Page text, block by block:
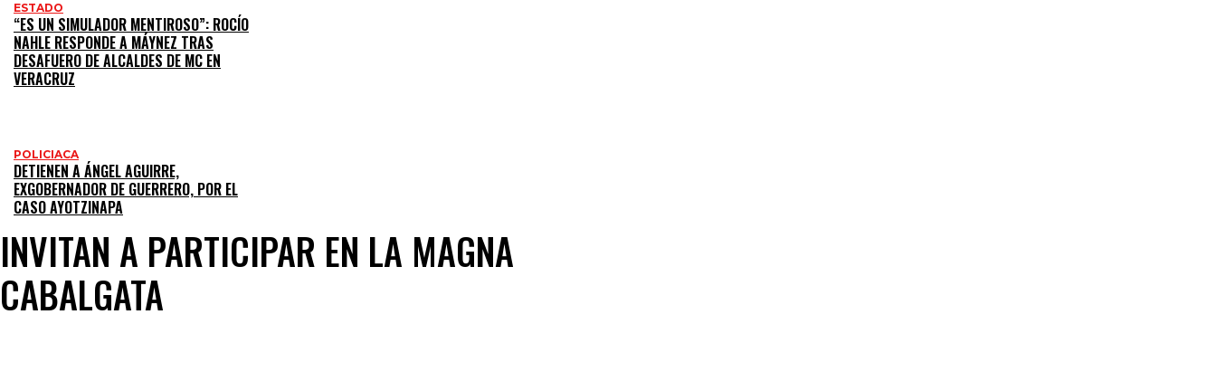
ESTADO
“ES UN SIMULADOR MENTIROSO”: ROCÍO
NAHLE RESPONDE A MÁYNEZ TRAS
DESAFUERO DE ALCALDES DE MC EN
VERACRUZ
POLICIACA
DETIENEN A ÁNGEL AGUIRRE,
EXGOBERNADOR DE GUERRERO, POR EL
CASO AYOTZINAPA
INVITAN A PARTICIPAR EN LA MAGNA
CABALGATA